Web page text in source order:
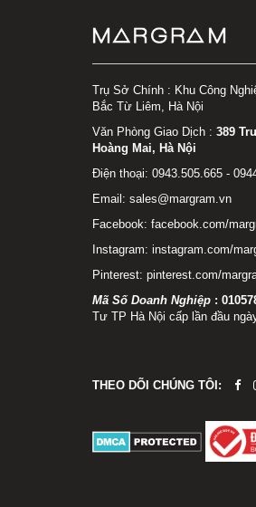
Trụ Sở Chính : Khu Công
Bắc Từ Liêm, Hà Nội
Văn Phòng Giao Dịch : 389
Hoàng Mai, Hà Nội
Điện thoại: 0943.505.665 -
Email: sales@margram.vn
Facebook: facebook.com/
Instagram: instagram.com/
Pinterest: pinterest.com/
Mã Số Doanh Nghiệp :
Tư TP Hà Nội cấp lần đầu
THEO DÕI CHÚNG TÔI: